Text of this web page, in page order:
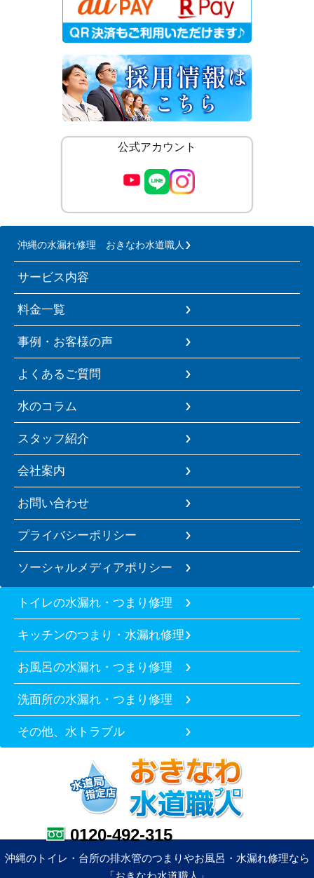
公式アカウント
沖縄の水漏れ修理 おきなわ水道職人
サービス内容
料金一覧
事例・お客様の声
よくあるご質問
水のコラム
スタッフ紹介
会社案内
お問い合わせ
プライバシーポリシー
ソーシャルメディアポリシー
トイレの水漏れ・つまり修理
キッチンのつまり・水漏れ修理
お風呂の水漏れ・つまり修理
洗面所の水漏れ・つまり修理
その他、水トラブル
0120-492-315
沖縄のトイレ・台所の排水管のつまりやお風呂・水漏れ修理なら
「おきなわ水道職人」